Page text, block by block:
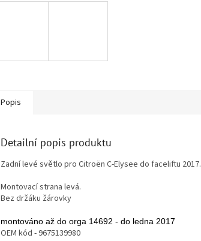
Popis
Detailní popis produktu
Zadní levé světlo pro Citroën C-Elysee do faceliftu 2017.
Montovací strana levá.
Bez držáku žárovky
montováno až do orga 14692 - do ledna 2017
OEM kód - 9675139980